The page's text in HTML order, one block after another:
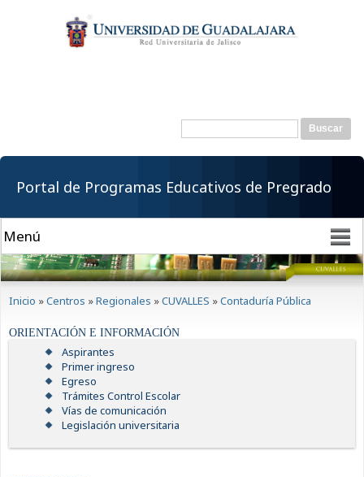
contenido
principal
Formulario de
Buscar
Portal de Programas Educativos de Pregrado
Inicio »Centros »Regionales »CUVALLES »Contaduría Pública
ORIENTACIÓN E INFORMACIÓN
Aspirantes
Primer ingreso
Egreso
Trámites Control Escolar
Vías de comunicación
Legislación universitaria